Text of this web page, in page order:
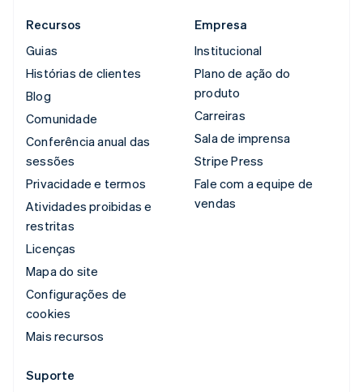
Recursos
Guias
Histórias de clientes
Blog
Comunidade
Conferência anual das
sessões
Privacidade e termos
Atividades proibidas e
restritas
Licenças
Mapa do site
Configurações de
cookies
Mais recursos
Empresa
Institucional
Plano de ação do
produto
Carreiras
Sala de imprensa
Stripe Press
Fale com a equipe de
vendas
Suporte